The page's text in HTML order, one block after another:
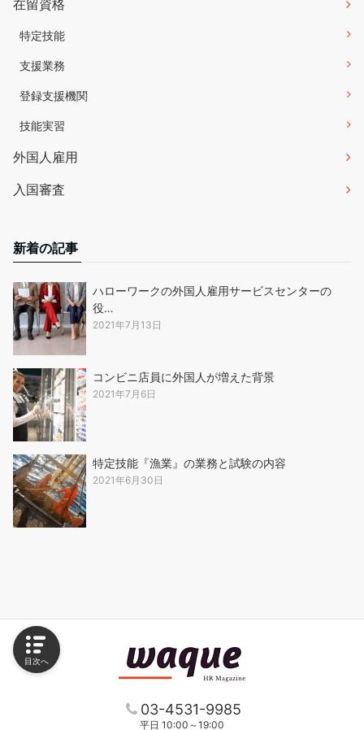
在留資格
特定技能
支援業務
登録支援機関
技能実習
外国人雇用
入国審査
新着の記事
ハローワークの外国人雇用サービスセンターの
役…
2021年7月13日
コンビニ店員に外国人が増えた背景
2021年7月6日
特定技能『漁業』の業務と試験の内容
2021年6月30日
03-4531-9985
平日 10:00～19:00
目次へ